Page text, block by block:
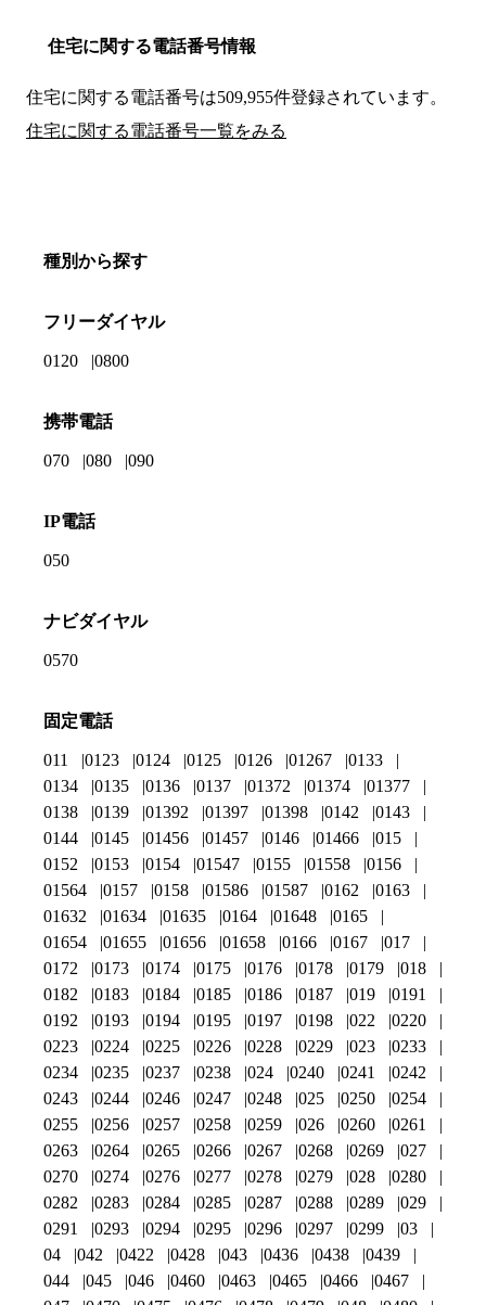
住宅に関する電話番号情報
住宅に関する電話番号は509,955件登録されています。
住宅に関する電話番号一覧をみる
種別から探す
フリーダイヤル
0120 0800
携帯電話
070 080 090
IP電話
050
ナビダイヤル
0570
固定電話
011 0123 0124 0125 0126 01267
0133
0134
0135 0136 0137 01372 01374
01377
0138
0139 01392 01397 01398 0142
0143
0144
0145 01456 01457 0146 01466
015
0152
0153 0154 01547 0155 01558
0156
01564
0157 0158 01586 01587 0162
0163
01632
01634 01635 0164 01648
0165
01654
01655 01656 01658 0166 0167
017
0172
0173 0174 0175 0176 0178 0179
018
0182
0183 0184 0185 0186 0187 019
0191
0192
0193 0194 0195 0197 0198 022
0220
0223
0224 0225 0226 0228 0229 023
0233
0234
0235 0237 0238 024 0240 0241
0242
0243
0244 0246 0247 0248 025 0250
0254
0255
0256 0257 0258 0259 026 0260
0261
0263
0264 0265 0266 0267 0268 0269
027
0270
0274 0276 0277 0278 0279 028
0280
0282
0283 0284 0285 0287 0288 0289
029
0291
0293 0294 0295 0296 0297 0299
03
04
042 0422 0428 043 0436 0438
0439
044
045 046 0460 0463 0465 0466
0467